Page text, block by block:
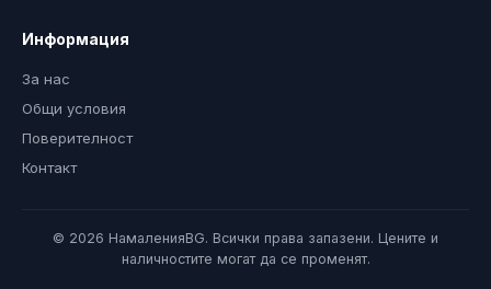
Информация
За нас
Общи условия
Поверителност
Контакт
© 2026 НамаленияBG. Всички права запазени. Цените и
наличностите могат да се променят.